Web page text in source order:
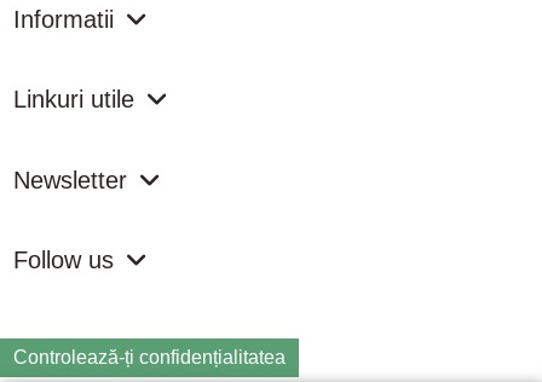
Informatii
Linkuri utile
Newsletter
Follow us
Controlează-ți confidențialitatea